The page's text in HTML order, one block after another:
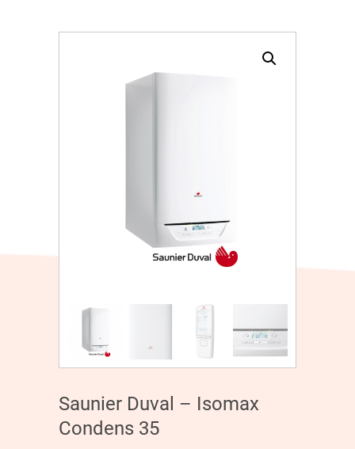
Saunier Duval – Isomax
Condens 35